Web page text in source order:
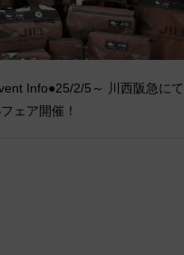
Info●25/2/5～ 川西阪急にて
ェア開催！